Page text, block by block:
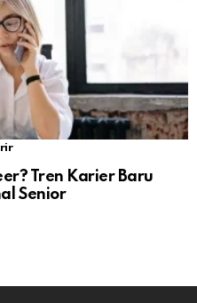
Tren Karier Baru
Senior